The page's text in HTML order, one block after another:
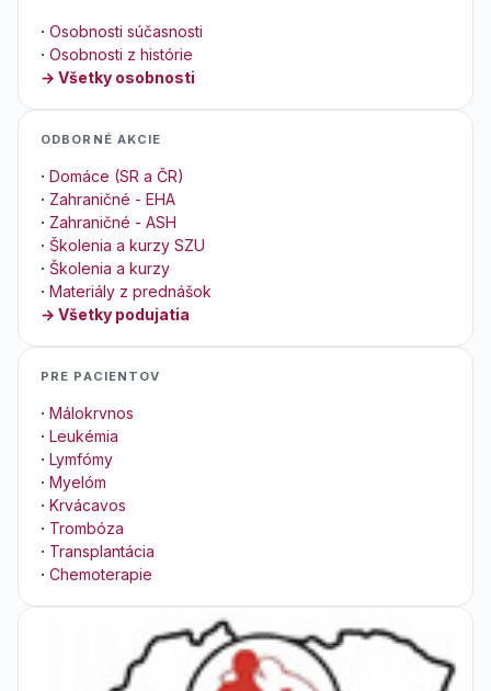
· Osobnosti súčasnosti
· Osobnosti z histórie
→ Všetky osobnosti
ODBORNÉ AKCIE
· Domáce (SR a ČR)
· Zahraničné - EHA
· Zahraničné - ASH
· Školenia a kurzy SZU
· Školenia a kurzy
· Materiály z prednášok
→ Všetky podujatia
PRE PACIENTOV
· Málokrvnos
· Leukémia
· Lymfómy
· Myelóm
· Krvácavos
· Trombóza
· Transplantácia
· Chemoterapie